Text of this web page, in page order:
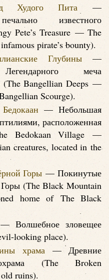
Худого Пита —
известного
Pete’s Treasure — The
pirate’s bounty).
Глубины—
меча
(The Bangellian Deeps —
Scourge).
— Небольшая
расположенная
Bedokaan Village —
creatures, located in the
Горы — Покинутые
(The Black Mountain
home of The Black
— Волшебное зловещее
looking place).
храма— Древние
(The Broken
ruins).